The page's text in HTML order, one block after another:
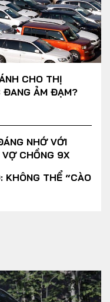
CHO THỊ
ĐANG ẢM ĐẠM?
NHỚ VỚI
CHỒNG 9X
KHÔNG THỂ “CÀO